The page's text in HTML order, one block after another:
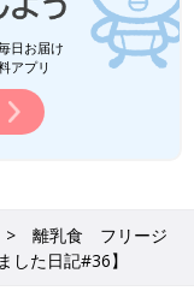
日お届け
アプリ
離乳食 フリージ
した日記#36】